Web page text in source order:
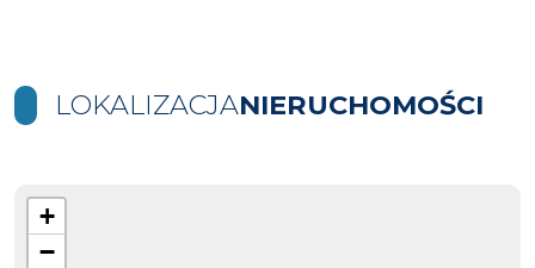
LOKALIZACJANIERUCHOMOŚCI
+
−